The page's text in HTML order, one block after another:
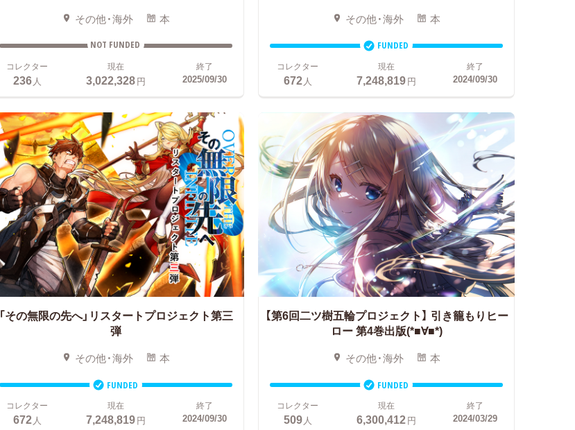
その他・海外 本
NOT FUNDED
コレクター
236人
現在
3,022,328円
終了
2025/09/30
その他・海外 本
FUNDED
コレクター
672人
現在
7,248,819円
終了
2024/09/30
「その無限の先へ」リスタートプロジェクト第三
弾
その他・海外 本
FUNDED
コレクター
672人
現在
7,248,819円
終了
2024/09/30
【第6回二ツ樹五輪プロジェクト】 引き籠もりヒー
ロー 第4巻出版(*■∀■*)
その他・海外 本
FUNDED
コレクター
509人
現在
6,300,412円
終了
2024/03/29